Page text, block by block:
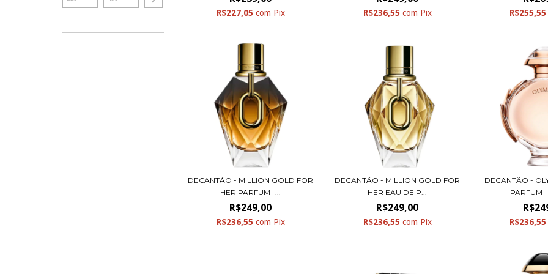
R$227,05 com Pix R$236,55 com Pix
DECANTÃO - MILLION GOLD FOR
HER PARFUM -...
R$249,00
R$236,55 com Pix
DECANTÃO - MILLION GOLD FOR
HER EAU DE P...
R$249,00
R$236,55 com Pix
DECANTÃO -
PARFUM